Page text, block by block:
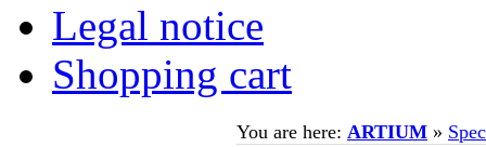
Legal notice
Shopping cart
You are here: ARTIUM »